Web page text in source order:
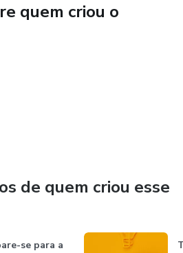
quem criou o
de quem criou esse
se para a